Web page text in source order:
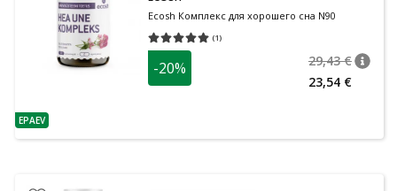
nõuanne
EPAEV
Ecosh Комплекс для хорошего сна N90
(1)
Средняя оценка 5.00
-20% 29,43 €
23,54 €